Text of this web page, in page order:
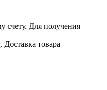
счету. Для получения
. Доставка товара